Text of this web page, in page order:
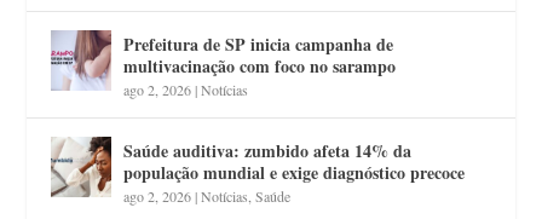
Prefeitura de SP inicia campanha de
multivacinação com foco no sarampo
ago 2, 2026|Notícias
Saúde auditiva: zumbido afeta 14% da
população mundial e exige diagnóstico precoce
ago 2, 2026|Notícias ,Saúde